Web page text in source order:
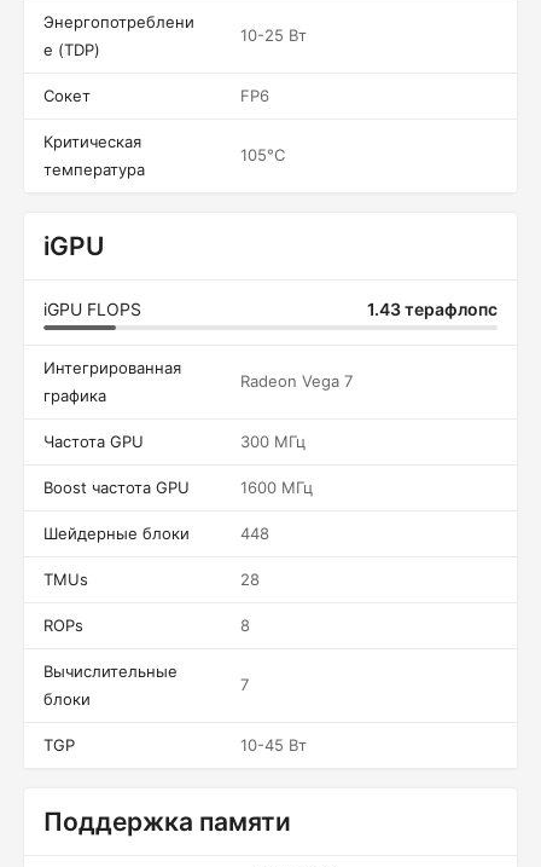
Энергопотреблени
е (TDP)
10-25 Вт
Сокет FP6
Критическая
температура
105°C
iGPU
iGPU FLOPS 1.43 терафлопс
Интегрированная
графика
Radeon Vega 7
Частота GPU 300 МГц
Boost частота GPU 1600 МГц
Шейдерные блоки 448
TMUs 28
ROPs 8
Вычислительные
блоки
7
TGP 10-45 Вт
Поддержка памяти